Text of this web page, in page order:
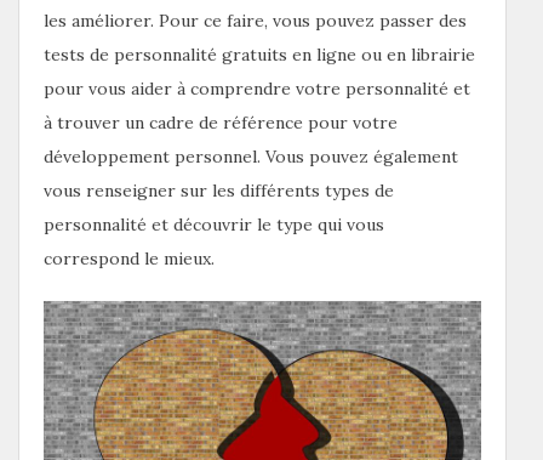
les améliorer. Pour ce faire, vous pouvez passer des
tests de personnalité gratuits en ligne ou en librairie
pour vous aider à comprendre votre personnalité et
à trouver un cadre de référence pour votre
développement personnel. Vous pouvez également
vous renseigner sur les différents types de
personnalité et découvrir le type qui vous
correspond le mieux.